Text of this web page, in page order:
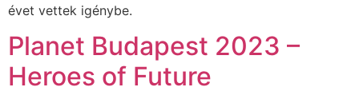
évet vettek igénybe.
Planet Budapest 2023 –
Heroes of Future